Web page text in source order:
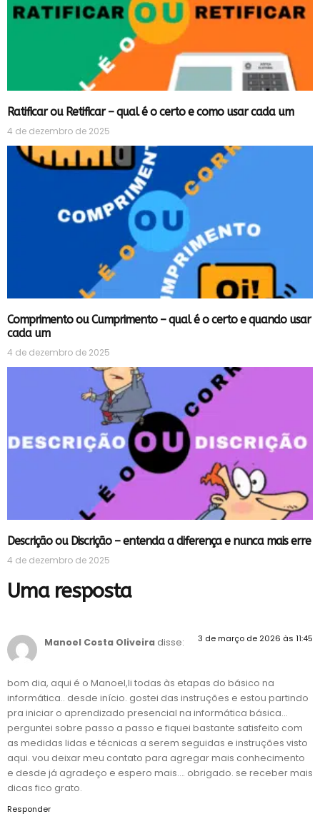
Ratificar ou Retificar – qual é o certo e como usar cada um
4 de dezembro de 2025
Comprimento ou Cumprimento – qual é o certo e quando usar
cada um
4 de dezembro de 2025
Descrição ou Discrição – entenda a diferença e nunca mais erre
4 de dezembro de 2025
Uma resposta
Manoel Costa Oliveira disse: 3 de março de 2026 às 11:45
bom dia, aqui é o Manoel,li todas às etapas do básico na
informática.. desde início. gostei das instruções e estou partindo
pra iniciar o aprendizado presencial na informática básica…
perguntei sobre passo a passo e fiquei bastante satisfeito com
as medidas lidas e técnicas a serem seguidas e instruções visto
aqui. vou deixar meu contato para agregar mais conhecimento
e desde já agradeço e espero mais…. obrigado. se receber mais
dicas fico grato.
Responder